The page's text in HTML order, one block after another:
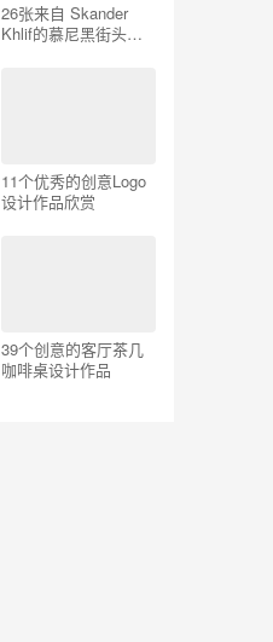
26张来自 Skander
Khlif的慕尼黑街头摄
11个优秀的创意Logo
设计作品欣赏
39个创意的客厅茶几
咖啡桌设计作品